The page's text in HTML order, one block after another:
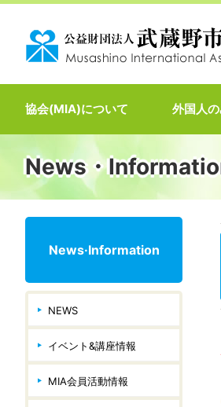
協会(MIA)について 外国人
News・
News·Information
NEWS
イベント&講座情報
MIA会員活動情報